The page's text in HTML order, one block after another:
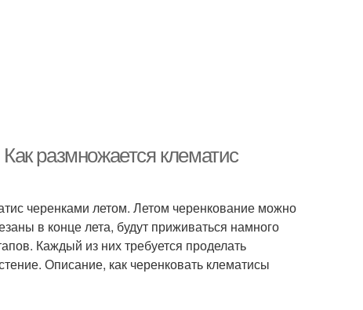
размножается клематис
черенками летом. Летом черенкование можно
в конце лета, будут приживаться намного
Каждый из них требуется проделать
Описание, как черенковать клематисы